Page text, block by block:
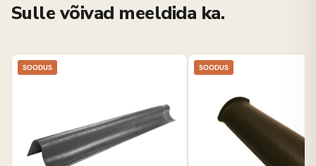
Sulle võivad meeldida ka.
SOODUS SOODUS